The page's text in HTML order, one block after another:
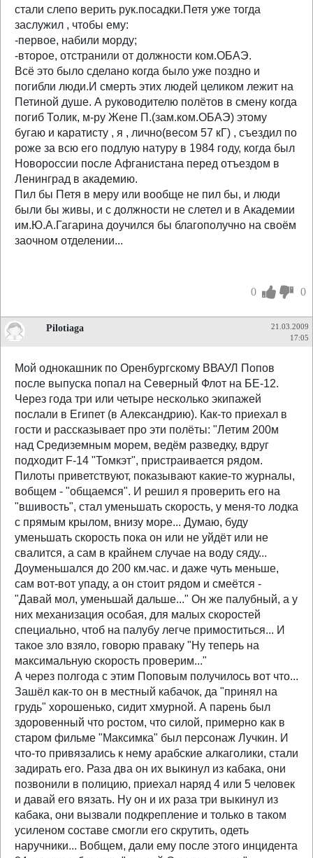
стали слепо верить рук.посадки.Петя уже тогда
заслужил , чтобы ему:
-первое, набили морду;
-второе, отстранили от должности ком.ОБАЭ.
Всё это было сделано когда было уже поздно и
погибли люди.И смерть этих людей целиком лежит на
Петиной душе. А руководителю полётов в смену когда
погиб Толик, м-ру Жене П.(зам.ком.ОБАЭ) этому
бугаю и каратисту , я , лично(весом 57 кГ) , съездил по
роже за всю его подлую натуру в 1984 году, когда был
Новороссии после Афганистана перед отъездом в
Ленинград в академию.
Пил бы Петя в меру или вообще не пил бы, и люди
были бы живы, и с должности не слетел и в Академии
им.Ю.А.Гагарина доучился бы благополучно на своём
заочном отделении...
0 0
Pilotiaga
21.03.2009
17:05
Мой однокашник по Оренбургскому ВВАУЛ Попов
после выпуска попал на Северный Флот на БЕ-12.
Через года три или четыре несколько экипажей
послали в Египет (в Александрию). Как-то приехал в
гости и рассказывает про эти полёты: "Летим 200м
над Средиземным морем, ведём разведку, вдруг
подходит F-14 "Томкэт", пристраивается рядом.
Пилоты приветствуют, показывают какие-то журналы,
вобщем - "общаемся". И решил я проверить его на
"вшивость", стал уменьшать скорость, у меня-то лодка
с прямым крылом, внизу море... Думаю, буду
уменьшать скорость пока он или не уйдёт или не
свалится, а сам в крайнем случае на воду сяду...
Доуменьшался до 200 км.час. и даже чуть меньше,
сам вот-вот упаду, а он стоит рядом и смеётся -
"Давай мол, уменьшай дальше..." Он же палубный, а у
них механизация особая, для малых скоростей
специально, чтоб на палубу легче примоститься... И
такое зло взяло, говорю праваку "Ну теперь на
максимальную скорость проверим..."
А через полгода с этим Поповым получилось вот что...
Зашёл как-то он в местный кабачок, да "принял на
грудь" хорошенько, сидит хмурной. А парень был
здоровенный что ростом, что силой, примерно как в
старом фильме "Максимка" был персонаж Лучкин. И
что-то привязались к нему арабские алкаголики, стали
задирать его. Раза два он их выкинул из кабака, они
позвонили в полицию, приехал наряд 4 или 5 человек
и давай его вязать. Ну он и их раза три выкинул из
кабака, они вызвали подкрепление и только в таком
усиленом составе смогли его скрутить, одеть
наручники... Вобщем, дали ему после этого инцидента